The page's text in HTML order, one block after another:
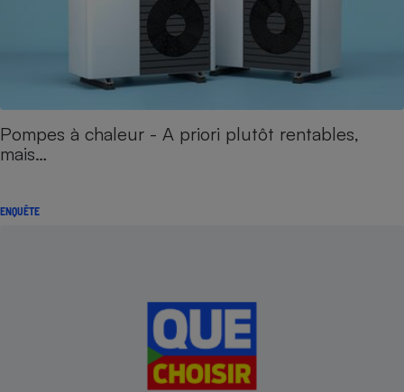
Pompes à chaleur - A priori plutôt rentables,
mais…
ENQUÊTE